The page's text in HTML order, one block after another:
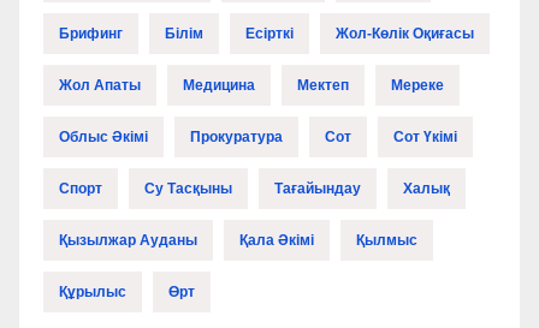
Брифинг Білім Есірткі Жол-Көлік Оқиғасы
Жол Апаты Медицина Мектеп Мереке
Облыс Әкімі Прокуратура Сот Сот Үкімі
Спорт Су Тасқыны Тағайындау Халық
Қызылжар Ауданы Қала Әкімі Қылмыс
Құрылыс Өрт